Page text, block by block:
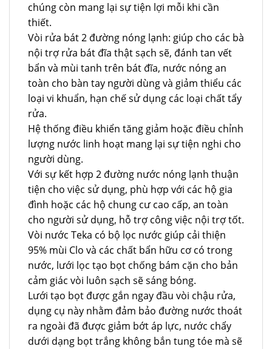
chúng còn mang lại sự tiện lợi mỗi khi cần
thiết.
Vòi rửa bát 2 đường nóng lạnh: giúp cho các bà
nội trợ rửa bát đĩa thật sạch sẽ, đánh tan vết
bẩn và mùi tanh trên bát đĩa, nước nóng an
toàn cho bàn tay người dùng và giảm thiểu các
loại vi khuẩn, hạn chế sử dụng các loại chất tẩy
rửa.
Hệ thống điều khiển tăng giảm hoặc điều chỉnh
lượng nước linh hoạt mang lại sự tiện nghi cho
người dùng.
Với sự kết hợp 2 đường nước nóng lạnh thuận
tiện cho việc sử dụng, phù hợp với các hộ gia
đình hoặc các hộ chung cư cao cấp, an toàn
cho người sử dụng, hỗ trợ công việc nội trợ tốt.
Vòi nước Teka có bộ lọc nước giúp cải thiện
95% mùi Clo và các chất bẩn hữu cơ có trong
nước, lưới lọc tạo bọt chống bám cặn cho bản
cảm giác vòi luôn sạch sẽ sáng bóng.
Lưới tạo bọt được gắn ngay đầu vòi chậu rửa,
dụng cụ này nhằm đảm bảo đường nước thoát
ra ngoài đã được giảm bớt áp lực, nước chẩy
dưới dạng bọt trắng không bắn tung tóe mà sẽ